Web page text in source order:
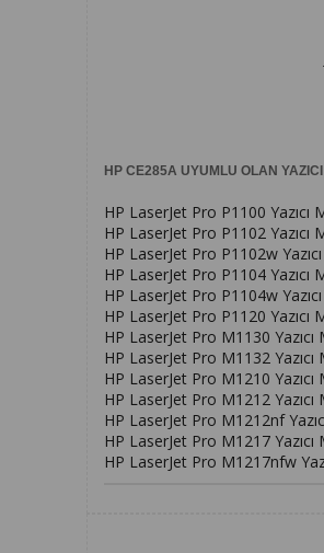
HP CE285A UYUMLU OLAN
HP LaserJet Pro P1100 Yazıcı
HP LaserJet Pro P1102 Yazıcı
HP LaserJet Pro P1102w
HP LaserJet Pro P1104 Yazıcı
HP LaserJet Pro P1104w
HP LaserJet Pro P1120 Yazıcı
HP LaserJet Pro M1130
HP LaserJet Pro M1132
HP LaserJet Pro M1210
HP LaserJet Pro M1212
HP LaserJet Pro M1212nf
HP LaserJet Pro M1217
HP LaserJet Pro M1217nfw